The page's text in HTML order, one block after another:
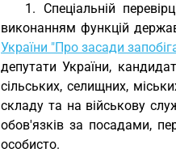
1. Спеціальній
виконанням функцій
України "Про засади
депутати України,
сільських, селищних,
складу та на військову
обов'язків за посадами,
особисто.